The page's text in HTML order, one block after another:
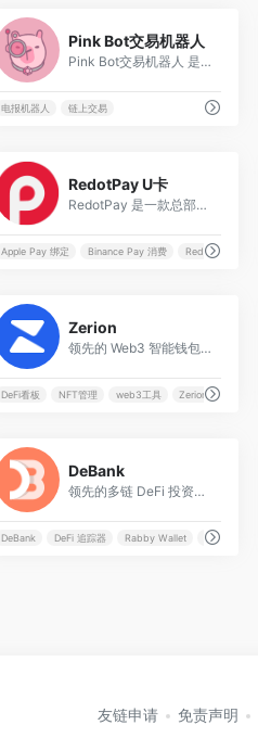
Pink Bot交易机器人
Pink Bot交易机器人 是一个链上交易机器人， 涉及加密货币多链交易， 速度很快 ！
电报机器人 链上交易
RedotPay U卡
RedotPay 是一款总部位于香港的加密货币支付应用，提供虚拟和实体 Visa 卡，允许用户直接使用钱包中的加密资产（如 USDT, BTC, ETH 等）在全球数千万家商户及 ATM 机上进行日常消费。
Apple Pay 绑定 Binance Pay 消费 RedotPay Visa
Zerion
领先的 Web3 智能钱包与多链资产管理看板，一站式追踪、交易及管理您的 DeFi 和 NFT 投资组合。
DeFi看板 NFT管理 web3工具 Zerion
DeBank
领先的多链 DeFi 投资组合跟踪器，支持 Ethereum 和 EVM 链上的资产、NFT 和协议交互分析，提供一站式 Web3 钱包管理和 SocialFi 体验。
DeBank DeFi 追踪器 Rabby Wallet Web3 社交
友链申请 免责声明